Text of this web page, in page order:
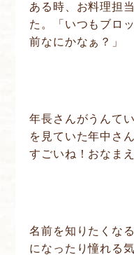
ある時、お料理担
た。「いつもブロ
前なにかなぁ？」
年長さんがうんて
を見ていた年中さ
すごいね！おなま
名前を知りたくな
になったり憧れる